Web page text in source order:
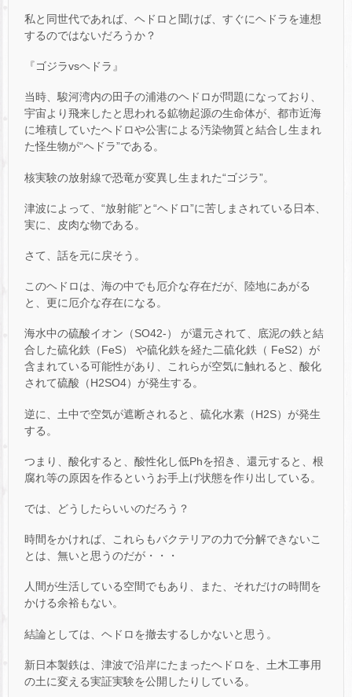
私と同世代であれば、ヘドロと聞けば、すぐにヘドラを連想
するのではないだろうか？
『ゴジラvsヘドラ』
当時、駿河湾内の田子の浦港のヘドロが問題になっており、
宇宙より飛来したと思われる鉱物起源の生命体が、都市近海
に堆積していたヘドロや公害による汚染物質と結合し生まれ
た怪生物が“ヘドラ”である。
核実験の放射線で恐竜が変異し生まれた“ゴジラ”。
津波によって、“放射能”と“ヘドロ”に苦しまされている日本、
実に、皮肉な物である。
さて、話を元に戻そう。
このヘドロは、海の中でも厄介な存在だが、陸地にあがる
と、更に厄介な存在になる。
海水中の硫酸イオン（SO42-） が還元されて、底泥の鉄と結
合した硫化鉄（FeS） や硫化鉄を経た二硫化鉄（ FeS2）が
含まれている可能性があり、これらが空気に触れると、酸化
されて硫酸（H2SO4）が発生する。
逆に、土中で空気が遮断されると、硫化水素（H2S）が発生
する。
つまり、酸化すると、酸性化し低Phを招き、還元すると、根
腐れ等の原因を作るというお手上げ状態を作り出している。
では、どうしたらいいのだろう？
時間をかければ、これらもバクテリアの力で分解できないこ
とは、無いと思うのだが・・・
人間が生活している空間でもあり、また、それだけの時間を
かける余裕もない。
結論としては、ヘドロを撤去するしかないと思う。
新日本製鉄は、津波で沿岸にたまったヘドロを、土木工事用
の土に変える実証実験を公開したりしている。